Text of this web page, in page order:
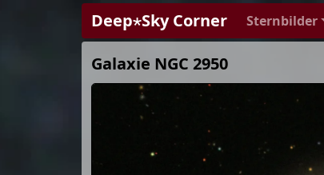
Deep⋆Sky Corner Sternbilder
Galaxie NGC 2950